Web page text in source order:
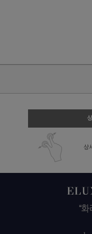
상